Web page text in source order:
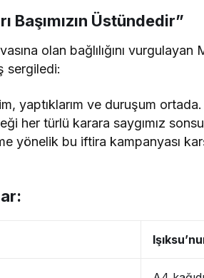
Başımızın Üstündedir”
olan bağlılığını
sergiledi:
yaptıklarım ve duruşum
her türlü karara saygımız
yönelik bu iftira kampanyası